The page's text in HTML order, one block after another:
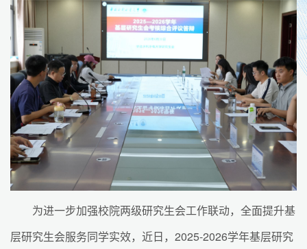
为进一步加强校院两级研究生会工作联动，全面提升基
层研究生会服务同学实效，近日，2025-2026学年基层研究